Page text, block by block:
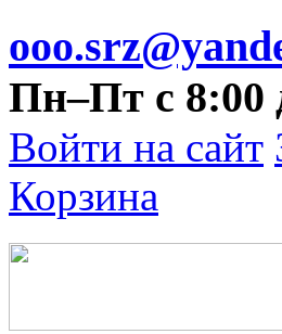
Пн–Пт с 8:00
Войти на сайт
Корзина